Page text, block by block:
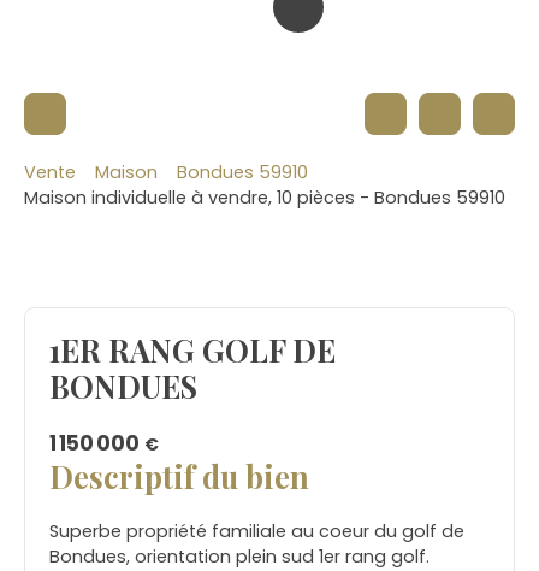
Vente Maison
Bondues 59910
Maison individuelle à vendre, 10 pièces - Bondues 59910
1ER RANG GOLF DE
BONDUES
1 150 000 €
Descriptif du bien
Superbe propriété familiale au coeur du golf de
Bondues, orientation plein sud 1er rang golf.